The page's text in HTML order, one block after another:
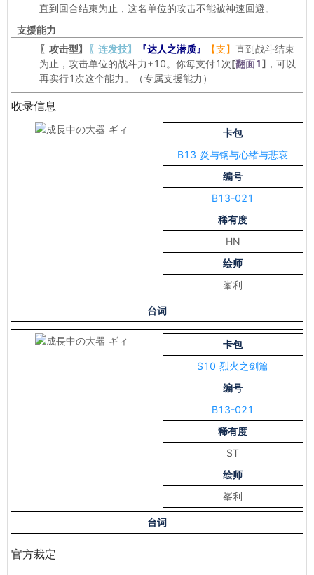
直到回合结束为止，这名单位的攻击不能被神速回避。
支援能力
〖攻击型〗
〖连发技〗 『达人之潜质』 【支】 直到战斗结束
为止，攻击单位的战斗力+10。你每支付1次[翻面1] ，可以
再实行1次这个能力。（专属支援能力）
收录信息
卡包
B13 炎与钢与心绪与悲哀
编号
B13-021
稀有度
HN
绘师
峯利
台词
卡包
S10 烈火之剑篇
编号
B13-021
稀有度
ST
绘师
峯利
台词
官方裁定